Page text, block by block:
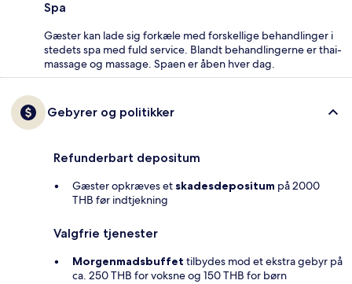
Spa
Gæster kan lade sig forkæle med forskellige behandlinger i
stedets spa med fuld service. Blandt behandlingerne er thai-
massage og massage. Spaen er åben hver dag.
Gebyrer og politikker
Refunderbart depositum
Gæster opkræves et skadesdepositum på 2000
THB før indtjekning
Valgfrie tjenester
Morgenmadsbuffet tilbydes mod et ekstra gebyr på
ca. 250 THB for voksne og 150 THB for børn